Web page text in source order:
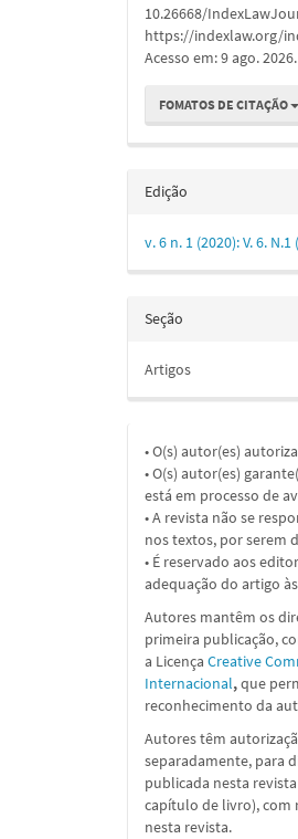
10.26668/
https://indexlaw.org/
Acesso em: 9 ago. 2026.
FOMATOS DE CITAÇÃO
Edição
v. 6 n. 1 (2020): V. 6.
Seção
Artigos
• O(s) autor(es)
• O(s) autor(es)
está em processo de
• A revista não se
nos textos, por serem
• É reservado aos
adequação do artigo
Autores mantêm os
primeira publicação,
a LicençaCreative
Internacional,que
reconhecimento da
Autores têm
separadamente, para
publicada nesta
capítulo de livro), com
nesta revista.